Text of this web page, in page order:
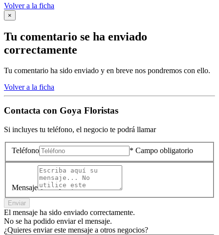
Volver a la ficha
×
Tu comentario se ha enviado
correctamente
Tu comentario ha sido enviado y en breve nos pondremos con ello.
Volver a la ficha
Contacta con Goya Floristas
Si incluyes tu teléfono, el negocio te podrá llamar
Teléfono * Campo obligatorio
Mensaje
Enviar
El mensaje ha sido enviado correctamente.
No se ha podido enviar el mensaje.
¿Quieres enviar este mensaje a otros negocios?